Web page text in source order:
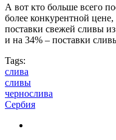
А вот кто больше всего
более конкурентной
поставки свежей сливы
и на 34% – поставки
Tags:
слива
сливы
чернослива
Сербия